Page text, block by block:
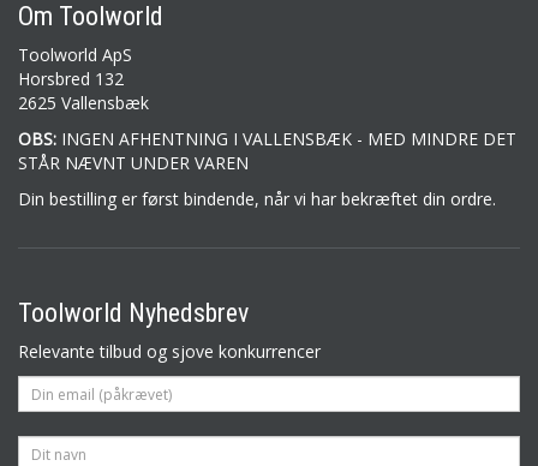
Om Toolworld
Toolworld ApS
Horsbred 132
2625 Vallensbæk
OBS: INGEN AFHENTNING I VALLENSBÆK - MED MINDRE DET
STÅR NÆVNT UNDER VAREN
Din bestilling er først bindende, når vi har bekræftet din ordre.
Toolworld Nyhedsbrev
Relevante tilbud og sjove konkurrencer